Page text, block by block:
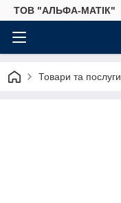
ТОВ "АЛЬФА-МАТІК"
Товари та послуги